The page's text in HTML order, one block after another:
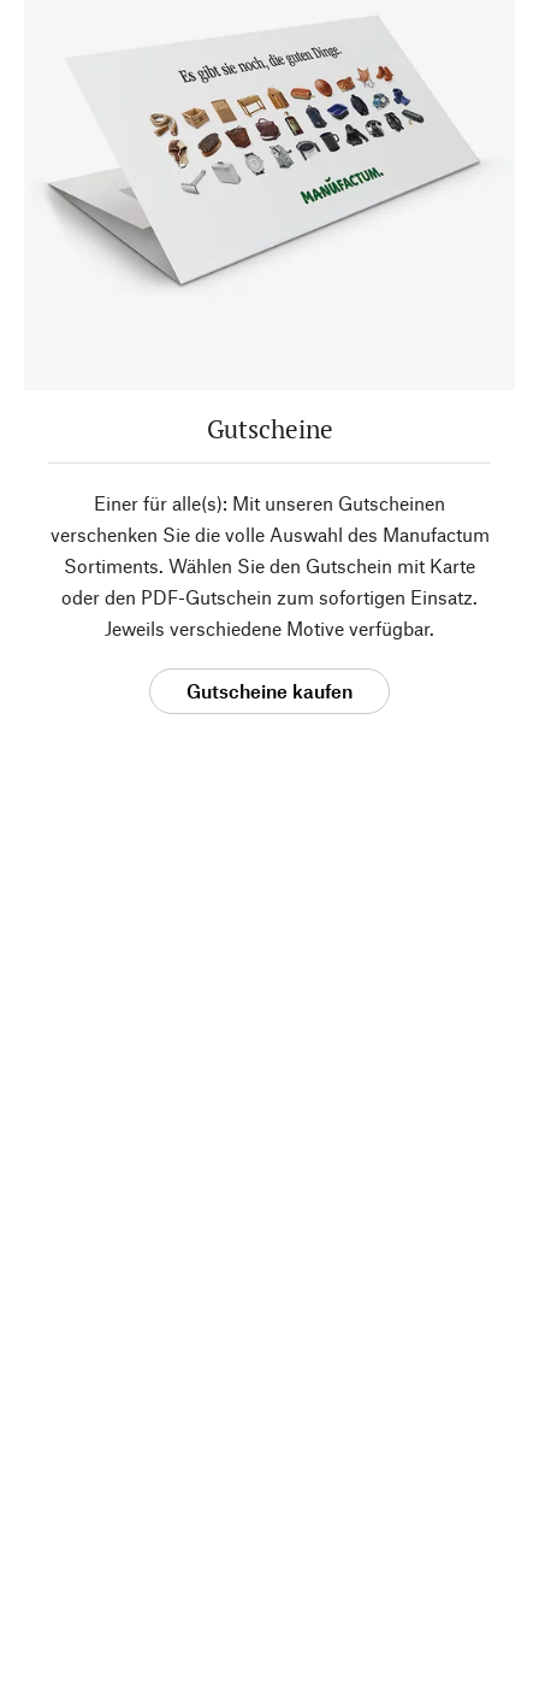
Gutscheine
Einer für alle(s): Mit unseren Gutscheinen
verschenken Sie die volle Auswahl des Manufactum
Sortiments. Wählen Sie den Gutschein mit Karte
oder den PDF-Gutschein zum sofortigen Einsatz.
Jeweils verschiedene Motive verfügbar.
Gutscheine kaufen